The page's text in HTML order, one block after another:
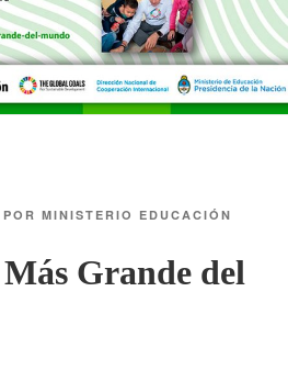
POR MINISTERIO EDUCACIÓN
Grande del